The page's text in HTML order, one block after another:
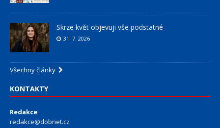
Skrze květ objevuji vše podstatné
31. 7. 2026
Všechny články
KONTAKTY
Redakce
redakce@dobnet.cz